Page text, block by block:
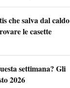
che salva dal caldo
le casette
settimana? Gli
2026